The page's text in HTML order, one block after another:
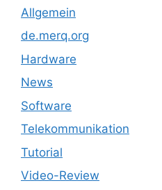
Allgemein
de.merq.org
Hardware
News
Software
Telekommunikation
Tutorial
Video-Review